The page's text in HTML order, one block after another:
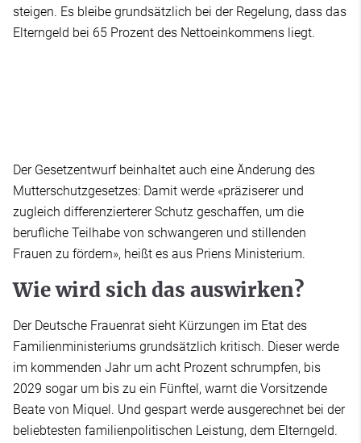
steigen. Es bleibe grundsätzlich bei der Regelung, dass das
Elterngeld bei 65 Prozent des Nettoeinkommens liegt.
Der Gesetzentwurf beinhaltet auch eine Änderung des
Mutterschutzgesetzes: Damit werde «präziserer und
zugleich differenzierterer Schutz geschaffen, um die
berufliche Teilhabe von schwangeren und stillenden
Frauen zu fördern», heißt es aus Priens Ministerium.
Wie wird sich das auswirken?
Der Deutsche Frauenrat sieht Kürzungen im Etat des
Familienministeriums grundsätzlich kritisch. Dieser werde
im kommenden Jahr um acht Prozent schrumpfen, bis
2029 sogar um bis zu ein Fünftel, warnt die Vorsitzende
Beate von Miquel. Und gespart werde ausgerechnet bei der
beliebtesten familienpolitischen Leistung, dem Elterngeld.